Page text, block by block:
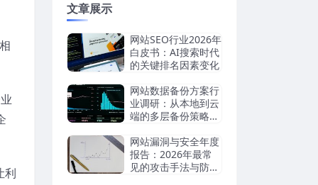
利
文章展示
网站SEO行业2026年
白皮书：AI搜索时代
的关键排名因素变化
网站数据备份方案行
业调研：从本地到云
端的多层备份策略评
网站漏洞与安全年度
报告：2026年最常
见的攻击手法与防御